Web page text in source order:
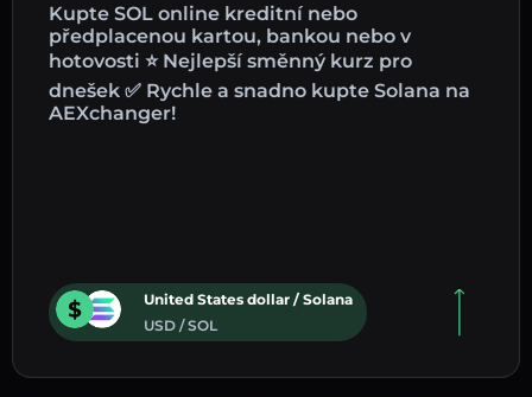
Kupte SOL online kreditní nebo
předplacenou kartou, bankou nebo v
hotovosti ⭐ Nejlepší směnný kurz pro
dnešek ✅ Rychle a snadno kupte Solana na
AEXchanger!
United States dollar / Solana
USD / SOL